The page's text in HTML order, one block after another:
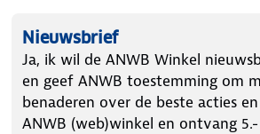
Nieuwsbrief
Ja, ik wil de ANWB Winkel
en geef ANWB toestemming om
benaderen over de beste acties
ANWB (web)winkel en ontvang